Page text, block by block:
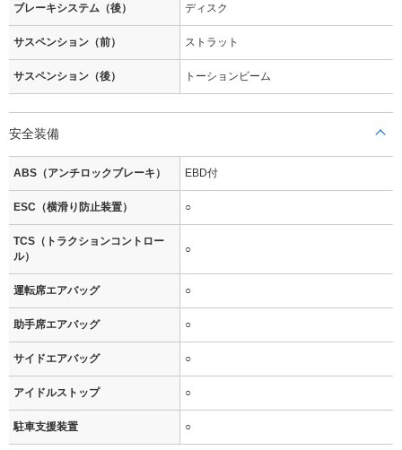
ブレーキシステム（後） ディスク
サスペンション（前） ストラット
サスペンション（後） トーションビーム
安全装備
ABS（アンチロックブレーキ） EBD付
ESC（横滑り防止装置） ○
TCS（トラクションコントロー
ル）
○
運転席エアバッグ ○
助手席エアバッグ ○
サイドエアバッグ ○
アイドルストップ ○
駐車支援装置 ○